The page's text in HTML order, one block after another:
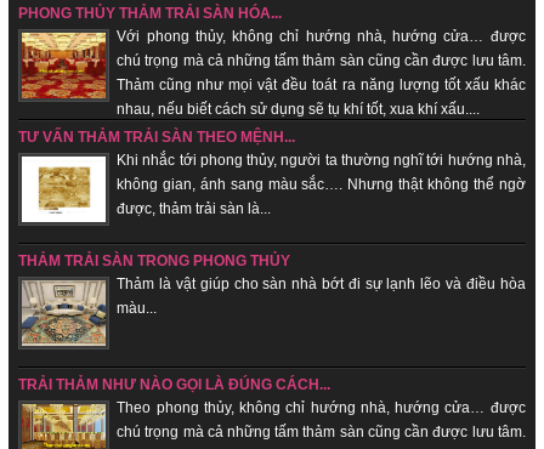
PHONG THỦY THẢM TRẢI SÀN HÓA...
Với phong thủy, không chỉ hướng nhà, hướng cửa… được
chú trọng mà cả những tấm thảm sàn cũng cần được lưu tâm.
Thảm cũng như mọi vật đều toát ra năng lượng tốt xấu khác
nhau, nếu biết cách sử dụng sẽ tụ khí tốt, xua khí xấu....
TƯ VẤN THẢM TRẢI SÀN THEO MỆNH...
Khi nhắc tới phong thủy, người ta thường nghĩ tới hướng nhà,
không gian, ánh sang màu sắc…. Nhưng thật không thể ngờ
được, thảm trải sàn là...
THẢM TRẢI SÀN TRONG PHONG THỦY
Thảm là vật giúp cho sàn nhà bớt đi sự lạnh lẽo và điều hòa
màu...
TRẢI THẢM NHƯ NÀO GỌI LÀ ĐÚNG CÁCH...
Theo phong thủy, không chỉ hướng nhà, hướng cửa… được
chú trọng mà cả những tấm thảm sàn cũng cần được lưu tâm.